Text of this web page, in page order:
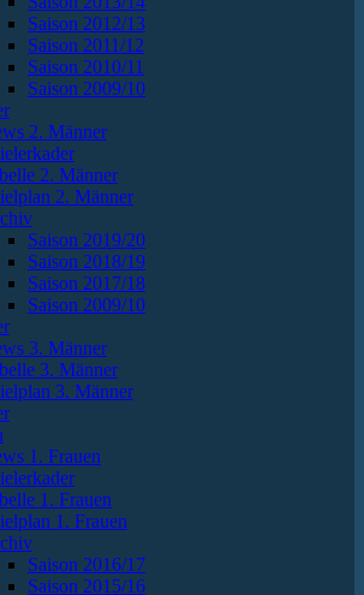
Saison 2012/13
Saison 2011/12
Saison 2010/11
Saison 2009/10
2. Männer
2. Männer
2. Männer
Saison 2019/20
Saison 2018/19
Saison 2017/18
Saison 2009/10
3. Männer
3. Männer
3. Männer
1. Frauen
1. Frauen
1. Frauen
Saison 2016/17
Saison 2015/16